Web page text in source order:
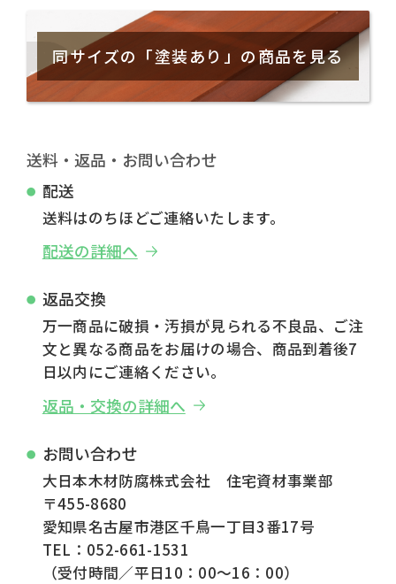
同サイズの「塗装あり」の商品を見る
送料・返品・お問い合わせ
配送
送料はのちほどご連絡いたします。
配送の詳細へ
返品交換
万一商品に破損・汚損が見られる不良品、ご注
文と異なる商品をお届けの場合、商品到着後7
日以内にご連絡ください。
返品・交換の詳細へ
お問い合わせ
大日本木材防腐株式会社 住宅資材事業部
〒455-8680
愛知県名古屋市港区千鳥一丁目3番17号
TEL：052-661-1531
（受付時間／平日10：00～16：00）